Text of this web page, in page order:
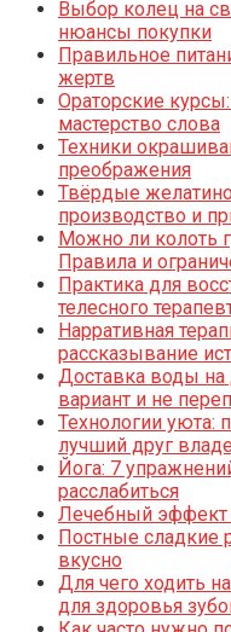
Выбор колец на
нюансы покупки
Правильное
жертв
Ораторские
мастерство слова
Техники
преображения
Твёрдые
производство и
Можно ли колоть
Правила и
Практика для
телесного
Нарративная
рассказывание
Доставка воды
вариант и не
Технологии уюта:
лучший друг
Йога: 7
расслабиться
Лечебный
Постные сладкие
вкусно
Для чего ходить
для здоровья